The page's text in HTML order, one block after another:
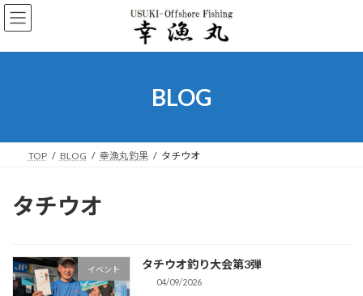
コ
ン
ン
ナ
ビ
ー
BLOG
TOP BLOG 幸漁丸釣果 タチウオ
タチウオ
イベント タチウオ釣り大会第3弾
04/09/2026